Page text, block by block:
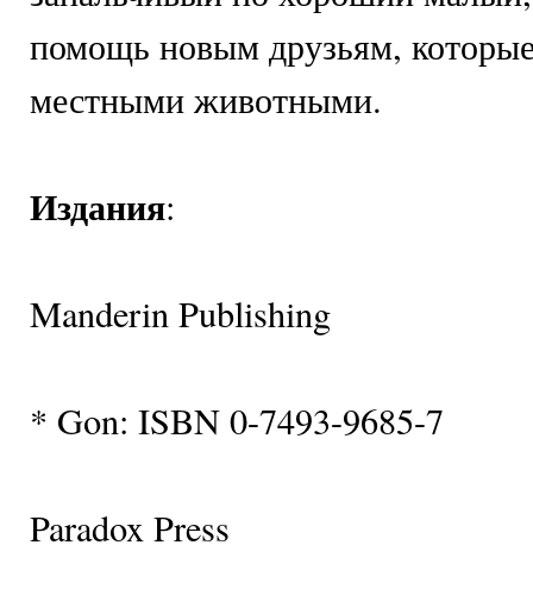
помощь новым друзьям,
местными животными.
Издания:
Manderin Publishing
* Gon: ISBN 0-7493-9685-7
Paradox Press